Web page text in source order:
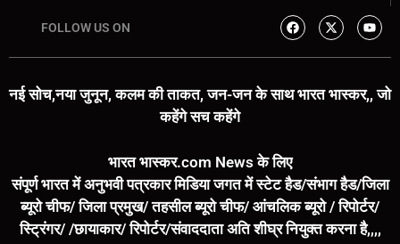
FOLLOW US ON
नई सोच,नया जुनून, कलम की ताकत, जन-जन के साथ भारत भास्कर,, जो
कहेंगे सच कहेंगे
भारत भास्कर.com News के लिए
संपूर्ण भारत में अनुभवी पत्रकार मिडिया जगत में स्टेट हैड/संभाग हैड/जिला
ब्यूरो चीफ/ जिला प्रमुख/ तहसील ब्यूरो चीफ/ आंचलिक ब्यूरो / रिपोर्टर/
स्ट्रिंगर/ /छायाकार/ रिपोर्टर/संवाददाता अति शीघ्र नियुक्त करना है,,,,